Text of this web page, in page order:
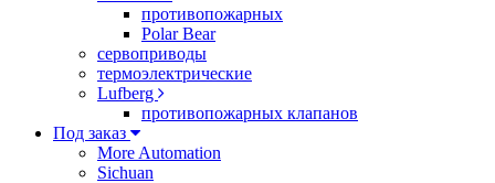
противопожарных
Polar Bear
сервоприводы
термоэлектрические
Lufberg
противопожарных клапанов
Под заказ
More Automation
Sichuan